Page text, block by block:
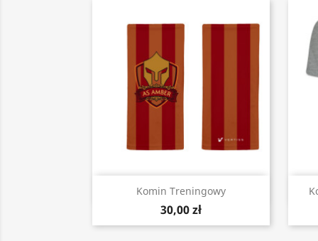
Komin Treningowy
30,00 zł
Szybki podgląd